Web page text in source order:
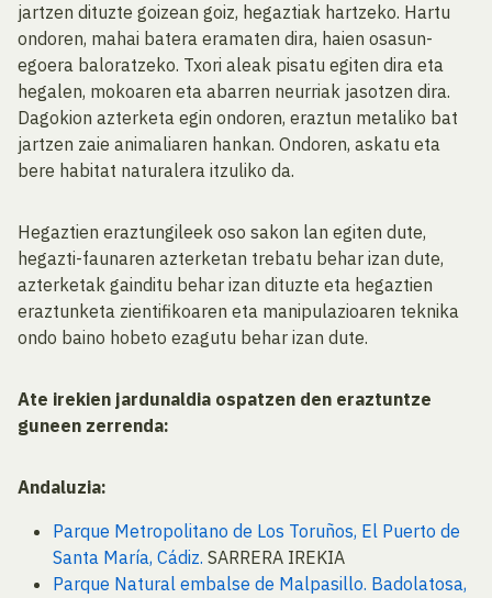
jartzen dituzte goizean goiz, hegaztiak hartzeko. Hartu
ondoren, mahai batera eramaten dira, haien osasun-
egoera baloratzeko. Txori aleak pisatu egiten dira eta
hegalen, mokoaren eta abarren neurriak jasotzen dira.
Dagokion azterketa egin ondoren, eraztun metaliko bat
jartzen zaie animaliaren hankan. Ondoren, askatu eta
bere habitat naturalera itzuliko da.
Hegaztien eraztungileek oso sakon lan egiten dute,
hegazti-faunaren azterketan trebatu behar izan dute,
azterketak gainditu behar izan dituzte eta hegaztien
eraztunketa zientifikoaren eta manipulazioaren teknika
ondo baino hobeto ezagutu behar izan dute.
Ate irekien jardunaldia ospatzen den eraztuntze
guneen zerrenda:
Andaluzia:
Parque Metropolitano de Los Toruños, El Puerto de
Santa María, Cádiz. SARRERA IREKIA
Parque Natural embalse de Malpasillo. Badolatosa,